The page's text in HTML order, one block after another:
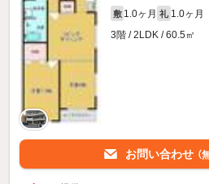
敷 1.0ヶ月 礼 1.0ヶ月
3階 / 2LDK / 60.5㎡
お問い合わせ （